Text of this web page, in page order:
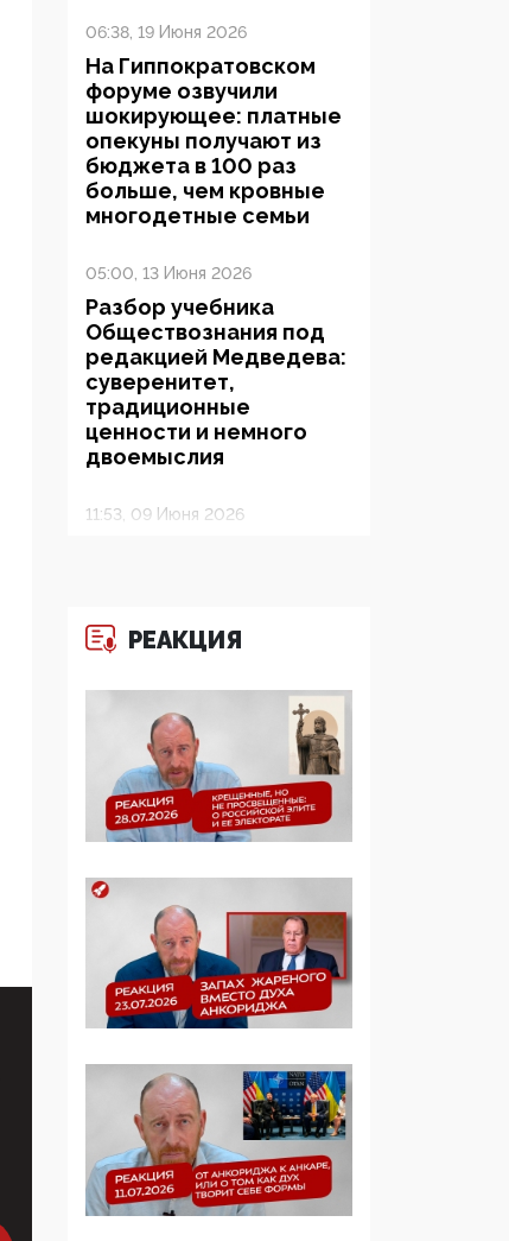
06:38, 19 Июня 2026
На Гиппократовском
форуме озвучили
шокирующее: платные
опекуны получают из
бюджета в 100 раз
больше, чем кровные
многодетные семьи
05:00, 13 Июня 2026
Разбор учебника
Обществознания под
редакцией Медведева:
суверенитет,
традиционные
ценности и немного
двоемыслия
11:53, 09 Июня 2026
деятельность ИИТО
ЮНЕСКО в России, но
продолжают
определять повестку в
образовании
09:43, 01 Июня 2026
5G за счет здоровья
намерено отобрать у
регионов и
муниципалитетов право
защищать жилые дома
и социальные объекты
от ЭМИ
05:58, 26 Мая 2026
Роскомнадзор
освободили от борца с
деструктивным и
опасным контентом
РЕАКЦИЯ